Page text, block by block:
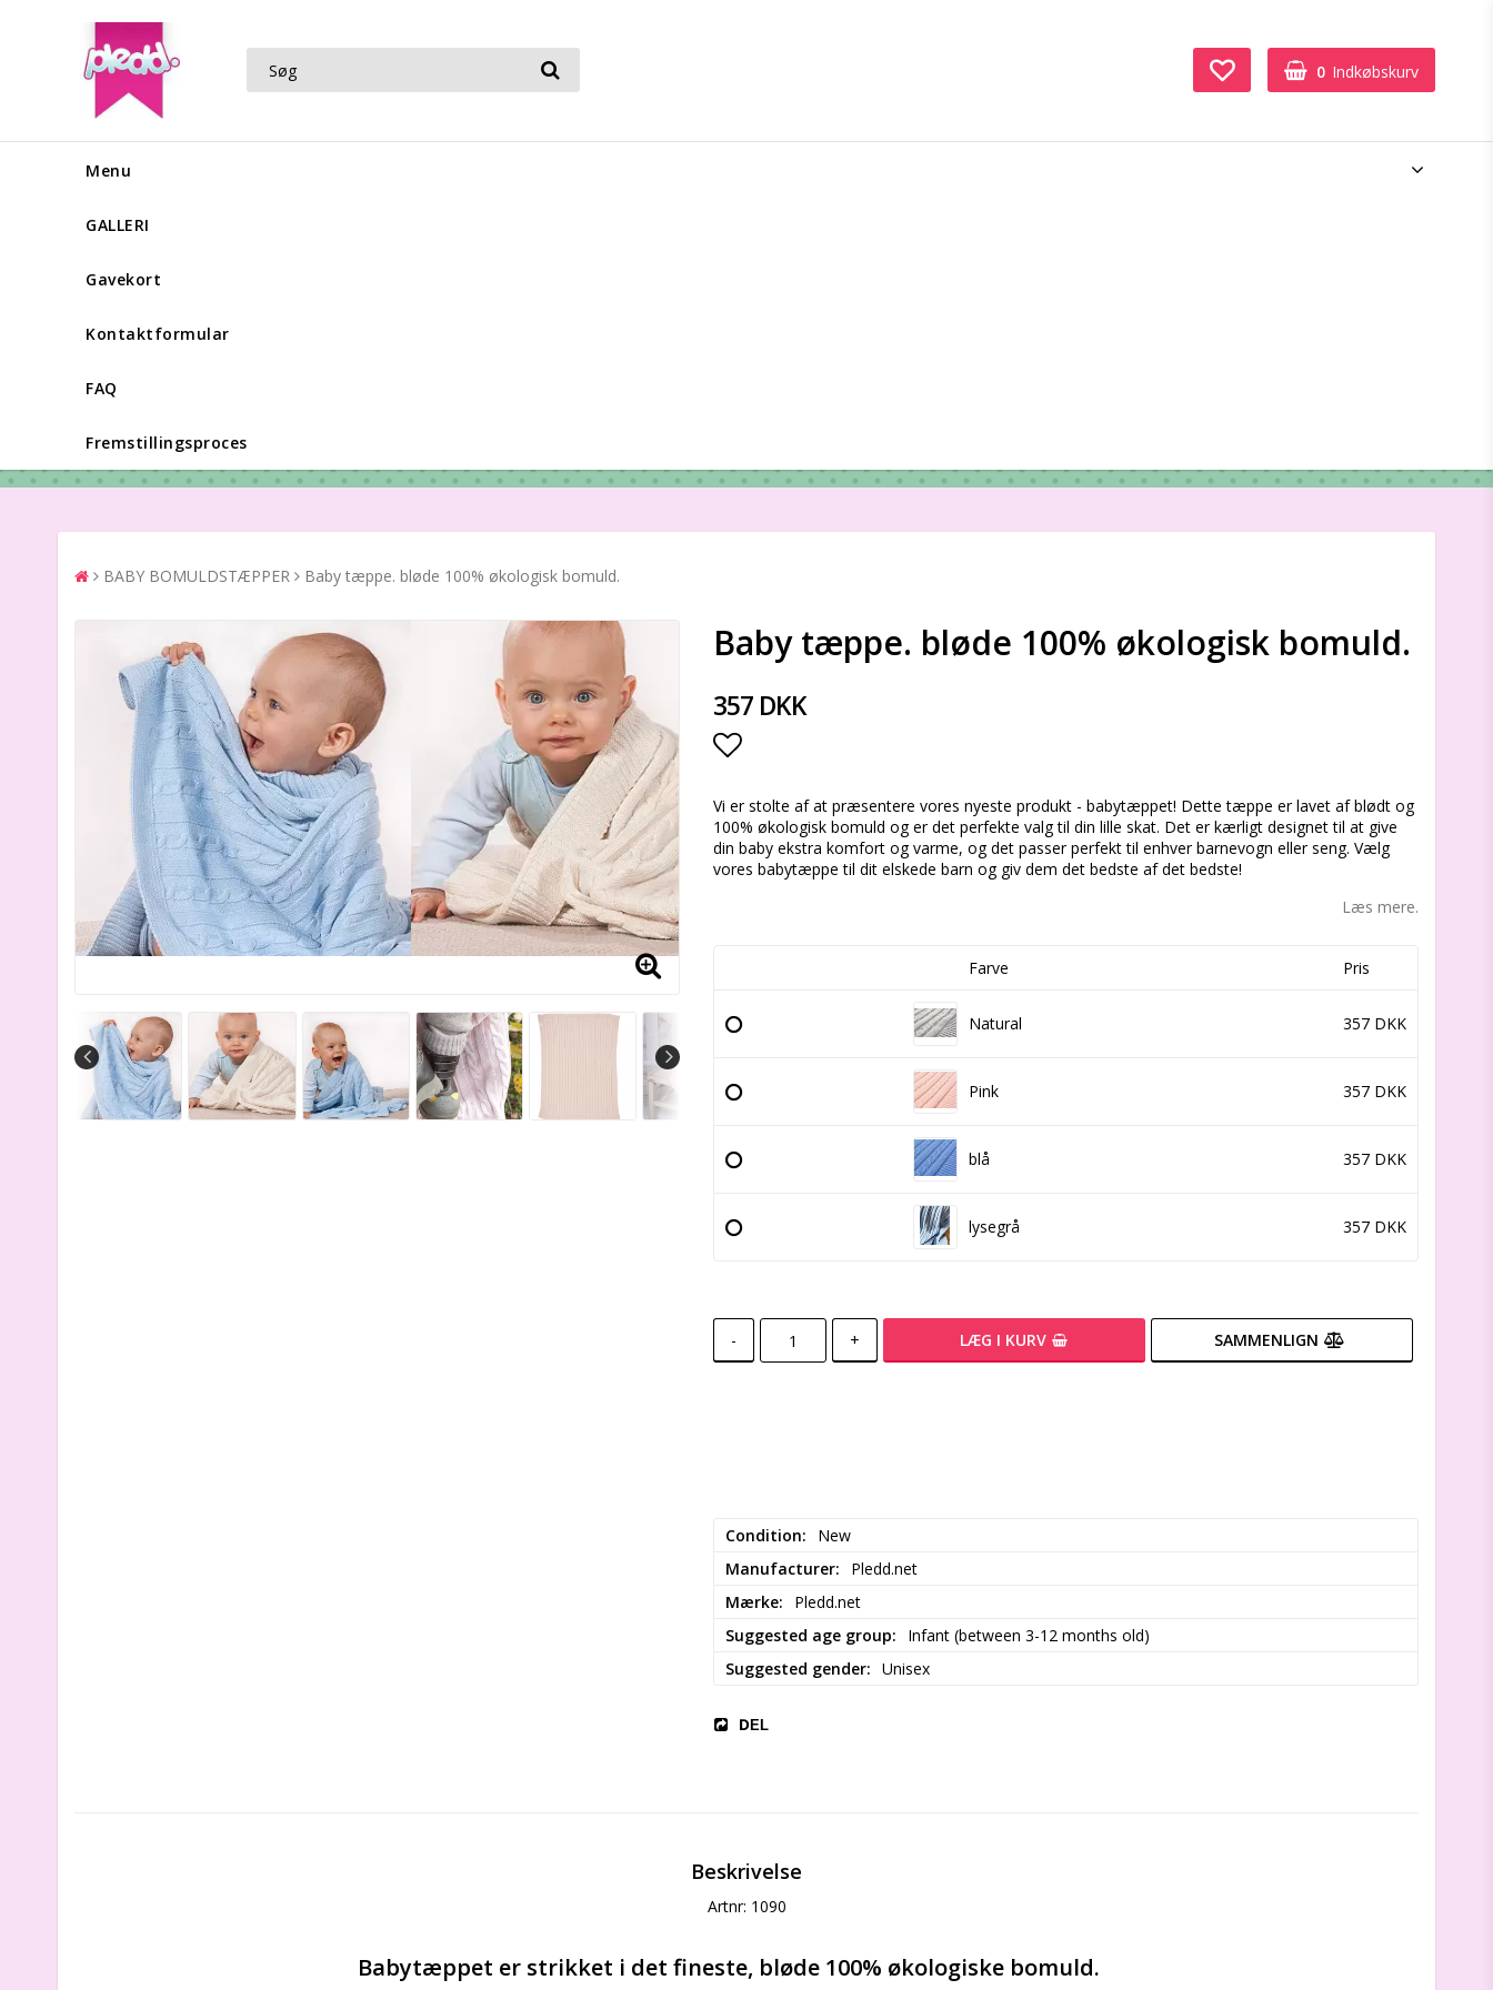
0 Indkøbskurv
Menu
GALLERI
Gavekort
Kontaktformular
FAQ
Fremstillingsproces
BABY BOMULDSTÆPPER Baby tæppe. bløde 100% økologisk bomuld.
Baby tæppe. bløde 100% økologisk bomuld.
357 DKK
Add to list of favorites
Vi er stolte af at præsentere vores nyeste produkt - babytæppet! Dette tæppe er lavet af blødt og
100% økologisk bomuld og er det perfekte valg til din lille skat. Det er kærligt designet til at give
din baby ekstra komfort og varme, og det passer perfekt til enhver barnevogn eller seng. Vælg
vores babytæppe til dit elskede barn og giv dem det bedste af det bedste!
Læs mere.
Farve Pris
Natural 357 DKK
Pink 357 DKK
blå 357 DKK
lysegrå 357 DKK
- + LÆG I KURV SAMMENLIGN
Condition
New
Manufacturer
Pledd.net
Mærke
Pledd.net
Suggested age group
Infant (between 3-12 months old)
Suggested gender
Unisex
DEL
Beskrivelse
Artnr: 1090
Babytæppet er strikket i det fineste, bløde 100% økologiske bomuld.